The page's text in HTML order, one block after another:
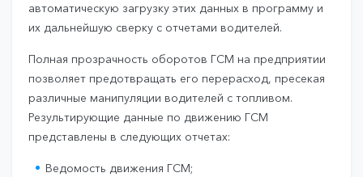
автоматическую загрузку этих данных в программу и
их дальнейшую сверку с отчетами водителей.
Полная прозрачность оборотов ГСМ на предприятии
позволяет предотвращать его перерасход, пресекая
различные манипуляции водителей с топливом.
Результирующие данные по движению ГСМ
представлены в следующих отчетах:
Ведомость движения ГСМ;